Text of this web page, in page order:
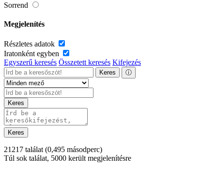
Sorrend
Megjelenítés
Részletes adatok
Iratonként egyben
Egyszerű keresés Összetett keresés Kifejezés
Keres ⓘ
Keres
Keres
21217 találat (0,495 másodperc)
Túl sok találat, 5000 került megjelenítésre